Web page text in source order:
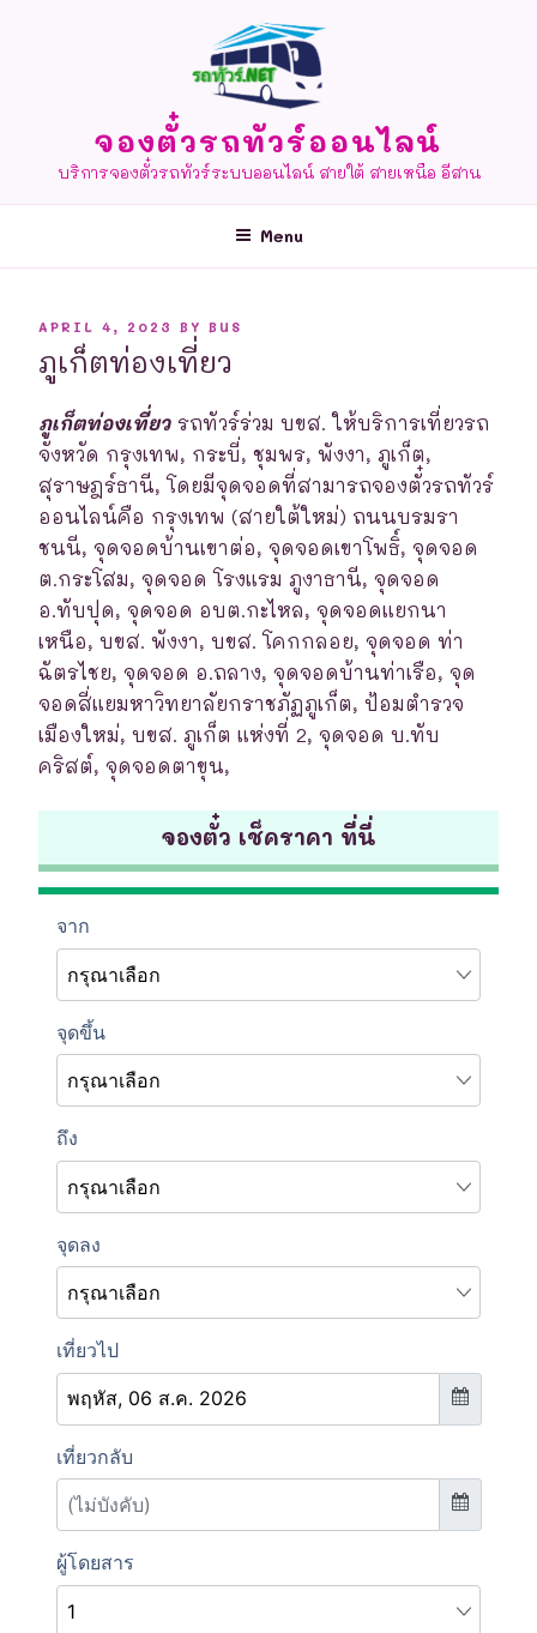
จองตั๋วรถทัวร์ออนไลน์
บริการจองตั๋วรถทัวร์ระบบออนไลน์ สายใต้ สายเหนือ อีสาน
Menu
POSTED
APRIL 4, 2023 BY BUS
ภูเก็ตท่องเที่ยว
ภูเก็ตท่องเที่ยว รถทัวร์ร่วม บขส. ให้บริการเที่ยวรถ
จังหวัด กรุงเทพ, กระบี่, ชุมพร, พังงา, ภูเก็ต,
สุราษฎร์ธานี, โดยมีจุดจอดที่สามารถจองตั๋วรถทัวร์
ออนไลน์คือ กรุงเทพ (สายใต้ใหม่) ถนนบรมรา
ชนนี, จุดจอดบ้านเขาต่อ, จุดจอดเขาโพธิ์, จุดจอด
ต.กระโสม, จุดจอด โรงแรม ภูงาธานี, จุดจอด
อ.ทับปุด, จุดจอด อบต.กะไหล, จุดจอดแยกนา
เหนือ, บขส. พังงา, บขส. โคกกลอย, จุดจอด ท่า
ฉัตรไชย, จุดจอด อ.ถลาง, จุดจอดบ้านท่าเรือ, จุด
จอดสี่แยมหาวิทยาลัยกราชภัฏภูเก็ต, ป้อมตำรวจ
เมืองใหม่, บขส. ภูเก็ต แห่งที่ 2, จุดจอด บ.ทับ
คริสต์, จุดจอดตาขุน,
จองตั๋ว เช็คราคา ที่นี่